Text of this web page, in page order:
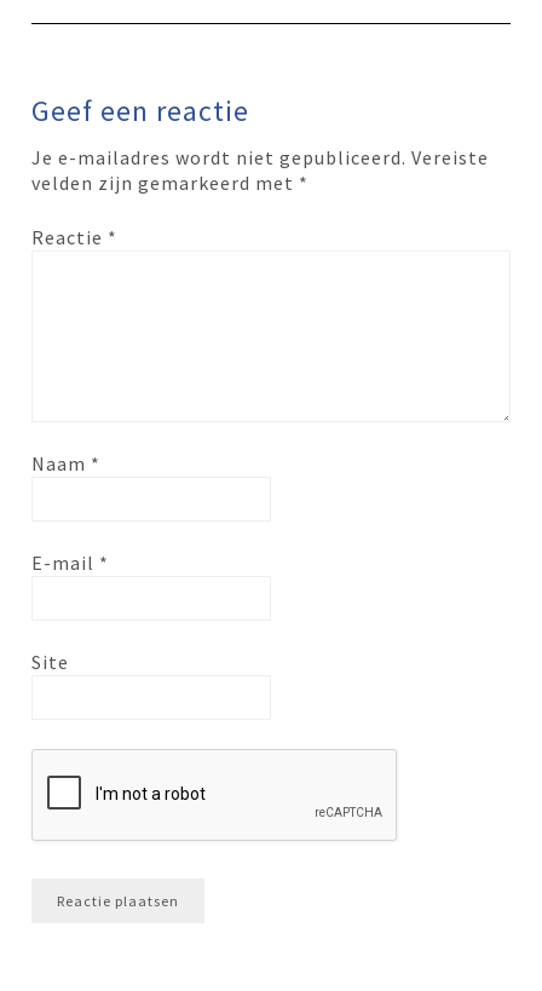
Geef een reactie
Je e-mailadres wordt niet gepubliceerd. Vereiste
velden zijn gemarkeerd met *
Reactie *
Naam *
E-mail *
Site